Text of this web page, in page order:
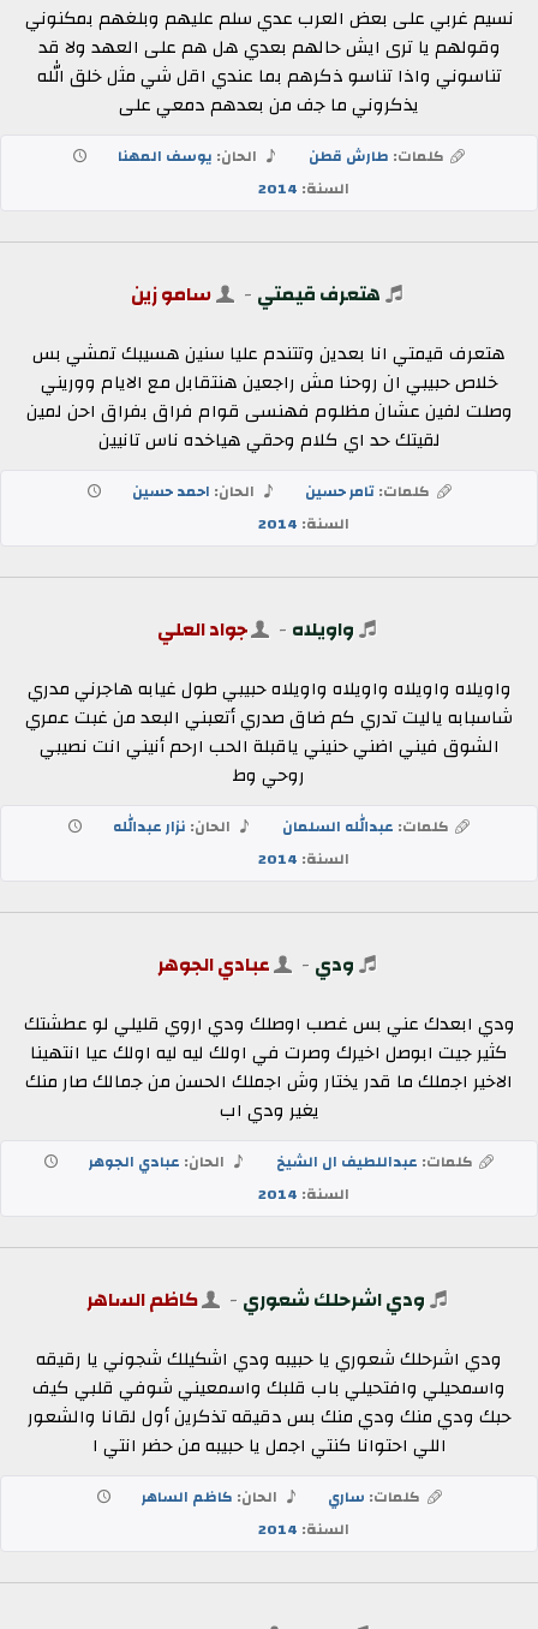
نسيم غربي على بعض العرب عدي سلم عليهم وبلغهم بمكنوني
وقولهم يا ترى ايش حالهم بعدي هل هم على العهد ولا قد
تناسوني واذا تناسو ذكرهم بما عندي اقل شي مثل خلق الله
يذكروني ما جف من بعدهم دمعي على
كلمات: طارش قطن الحان: يوسف المهنا
السنة: 2014
هتعرف قيمتي - سامو زين
هتعرف قيمتي انا بعدين وتتندم عليا سنين هسيبك تمشي بس
خلاص حبيبي ان روحنا مش راجعين هنتقابل مع الايام ووريني
وصلت لفين عشان مظلوم فهنسى قوام فراق بفراق احن لمين
لقيتك حد اي كلام وحقي هياخده ناس تانيين
كلمات:تامر حسين الحان: احمد حسين
السنة: 2014
واويلاه - جواد العلي
واويلاه واويلاه واويلاه واويلاه حبيبي طول غيابه هاجرني مدري
شاسبابه ياليت تدري كم ضاق صدري أتعبني البعد من غبت عمري
الشوق فيني اضني حنيني ياقبلة الحب ارحم أنيني انت نصيبي
روحي وط
كلمات: عبدالله السلمان الحان: نزار عبدالله
السنة: 2014
ودي - عبادي الجوهر
ودي ابعدك عني بس غصب اوصلك ودي اروي قليلي لو عطشتك
كثير جيت ابوصل اخيرك وصرت في اولك ليه ليه اولك عيا انتهينا
الاخير اجملك ما قدر يختار وش اجملك الحسن من جمالك صار منك
يغير ودي اب
كلمات: عبداللطيف ال الشيخ الحان: عبادي الجوهر
السنة: 2014
ودي اشرحلك شعوري - كاظم الساهر
ودي اشرحلك شعوري يا حبيبه ودي اشكيلك شجوني يا رقيقه
واسمحيلي وافتحيلي باب قلبك واسمعيني شوفي قلبي كيف
حبك ودي منك ودي منك بس دقيقه تذكرين أول لقانا والشعور
اللي احتوانا كنتي اجمل يا حبيبه من حضر انتي ا
كلمات: ساري الحان: كاظم الساهر
السنة: 2014